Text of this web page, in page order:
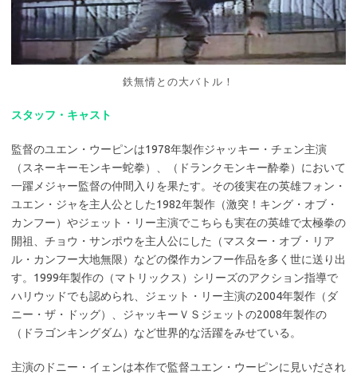
鉄無情との大バトル！
スタッフ・キャスト
監督のユエン・ウーピンは1978年製作ジャッキー・チェン主演
（スネーキーモンキー蛇拳）、（ドランクモンキー酔拳）において
一躍メジャー監督の仲間入りを果たす。その後実在の英雄フォン・
ユエン・ジャを主人公とした1982年製作（激突！キング・オブ・
カンフー）やジェット・リー主演でこちらも実在の英雄で太極拳の
開祖、チョウ・サンポウを主人公にした（マスター・オブ・リア
ル・カンフー大地無限）などの傑作カンフー作品を多く世に送り出
す。1999年製作の（マトリックス）シリーズのアクション指導で
ハリウッドでも認められ、ジェット・リー主演の2004年製作（ダ
ニー・ザ・ドッグ）、ジャッキーＶＳジェットの2008年製作の
（ドラゴンキングダム）など世界的な活躍をみせている。
主演のドニー・イェンは本作で監督ユエン・ウーピンに見いだされ